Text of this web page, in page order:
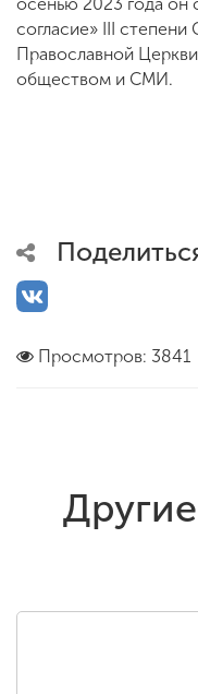
согласие» III степени
Православной
обществом и СМИ.
Просмотров: 3841